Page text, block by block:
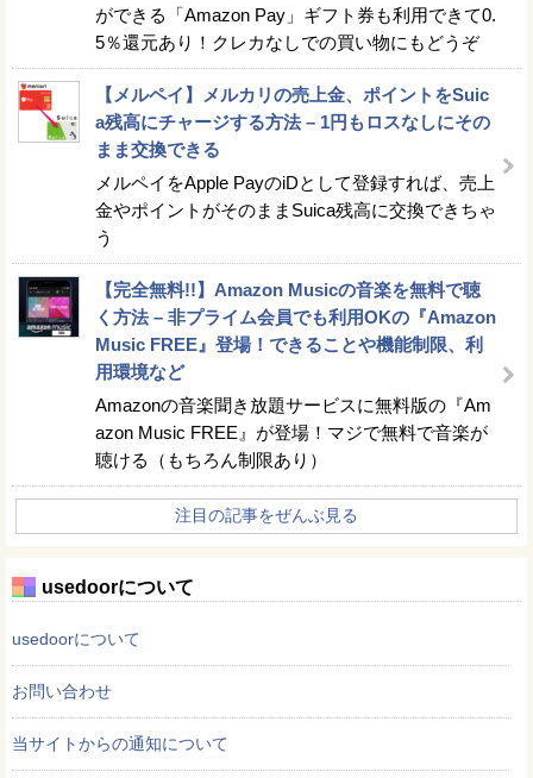
ができる「Amazon Pay」ギフト券も利用できて0.
5％還元あり！クレカなしでの買い物にもどうぞ
【メルペイ】メルカリの売上金、ポイントをSuic
a残高にチャージする方法 – 1円もロスなしにその
まま交換できる
メルペイをApple PayのiDとして登録すれば、売上
金やポイントがそのままSuica残高に交換できちゃ
う
【完全無料!!】Amazon Musicの音楽を無料で聴
く方法 – 非プライム会員でも利用OKの『Amazon
Music FREE』登場！できることや機能制限、利
用環境など
Amazonの音楽聞き放題サービスに無料版の『Am
azon Music FREE』が登場！マジで無料で音楽が
聴ける（もちろん制限あり）
注目の記事をぜんぶ見る
usedoorについて
usedoorについて
お問い合わせ
当サイトからの通知について